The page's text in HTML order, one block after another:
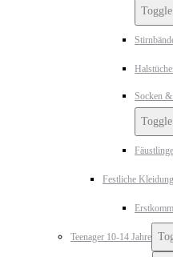
Toggle
Socken
Toggle
Festliche
Teenager 10-14 Jahre